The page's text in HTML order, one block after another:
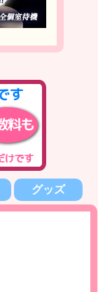
グッズ